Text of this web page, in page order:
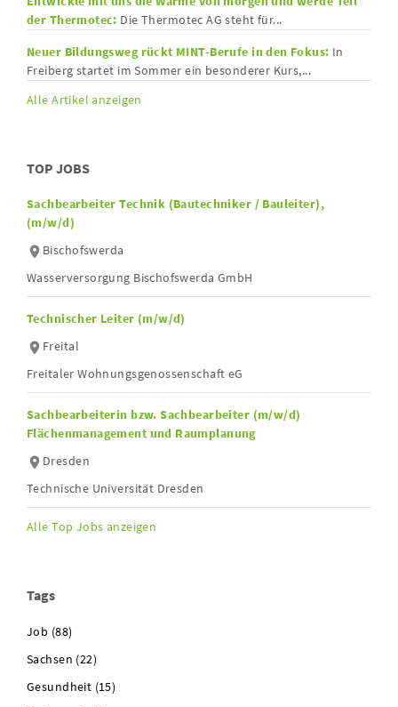
der Thermotec: Die Thermotec AG steht für...
Neuer Bildungsweg rückt MINT-Berufe in den Fokus: In
Freiberg startet im Sommer ein besonderer Kurs,...
Alle Artikel anzeigen
TOP JOBS
Sachbearbeiter Technik (Bautechniker / Bauleiter),
(m/w/d)
Bischofswerda
Wasserversorgung Bischofswerda GmbH
Technischer Leiter (m/w/d)
Freital
Freitaler Wohnungsgenossenschaft eG
Sachbearbeiterin bzw. Sachbearbeiter (m/w/d)
Flächenmanagement und Raumplanung
Dresden
Technische Universität Dresden
Alle Top Jobs anzeigen
Tags
Job (88)
Sachsen (22)
Gesundheit (15)